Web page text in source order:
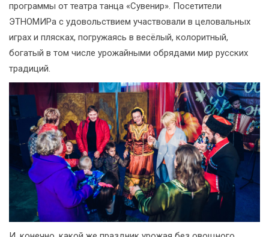
программы от театра танца «Сувенир». Посетители
ЭТНОМИРа с удовольствием участвовали в целовальных
играх и плясках, погружаясь в весёлый, колоритный,
богатый в том числе урожайными обрядами мир русских
традиций.